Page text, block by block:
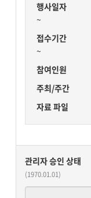
행사일자
~
접수기간
~
참여인원
주최/주간
자료 파일
관리자 승인 상태
(1970.01.01)